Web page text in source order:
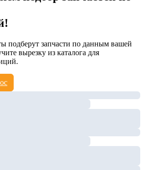
подберут запчасти по данным вашей
вырезку из каталога для